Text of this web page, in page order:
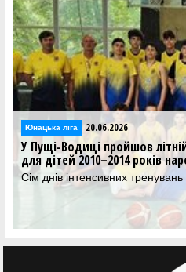
Юнацька ліга 20.06.2026
У Пущі-Водиці пройшов
для дітей 2010–2014 років
Сім днів інтенсивних тренувань